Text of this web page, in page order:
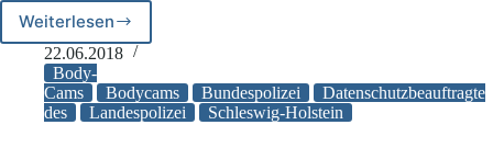
Weiterlesen
Polizei
in
Schleswig-
Holstein
testet
22.06.2018
Body-
Cams
Bodycams Bundespolizei
Datenschutzbeauftragte
des
Landespolizei Schleswig-Holstein